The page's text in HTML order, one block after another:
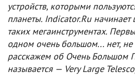
устройств, которыми
планеты. Indicator.Ru
таких мегаинструментах.
одном очень большом... нет,
расскажем об Очень Большом
называется — Very Large